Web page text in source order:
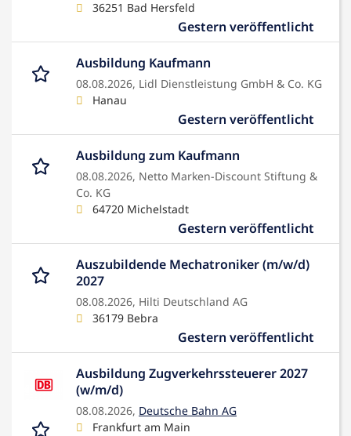
36251 Bad Hersfeld
Gestern veröffentlicht
Ausbildung Kaufmann
08.08.2026, Lidl Dienstleistung GmbH & Co. KG
Hanau
Gestern veröffentlicht
Ausbildung zum Kaufmann
08.08.2026, Netto Marken-Discount Stiftung &
Co. KG
64720 Michelstadt
Gestern veröffentlicht
Auszubildende Mechatroniker (m/w/d)
2027
08.08.2026, Hilti Deutschland AG
36179 Bebra
Gestern veröffentlicht
Ausbildung Zugverkehrssteuerer 2027
(w/m/d)
08.08.2026, Deutsche Bahn AG
Frankfurt am Main